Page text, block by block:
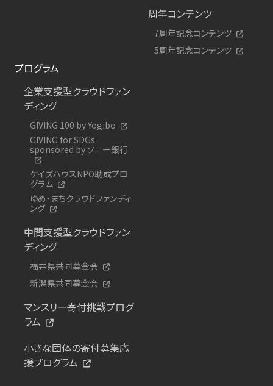
周年コンテンツ
7周年記念コンテンツ
5周年記念コンテンツ
プログラム
企業支援型クラウドファン
ディング
GIVING 100 by Yogibo
GIVING for SDGs
sponsored by ソニー銀行
ケイズハウスNPO助成プロ
グラム
ゆめ・まちクラウドファンディ
ング
中間支援型クラウドファン
ディング
福井県共同募金会
新潟県共同募金会
マンスリー寄付挑戦プログ
ラム
小さな団体の寄付募集応
援プログラム